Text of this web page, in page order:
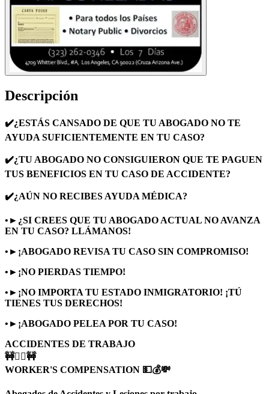
Descripción
✔️¿ESTÁS CANSADO DE QUE TU ABOGADO NO TE
AYUDA SUFICIENTEMENTE EN TU CASO?
✔️¿TU ABOGADO NO CONSIGUIERON QUE TE PAGUEN
TUS BENEFICIOS EN TU CASO DE ACCIDENTE?
✔️¿AÚN NO RECIBES AYUDA MÉDICA?
•►¿SI CREES QUE TU ABOGADO ACTUAL NO AVANZA
EN TU CASO? LLÁMANOS!
•►¡ABOGADO REVISA TU CASO SIN COMPROMISO!
•►¡NO PIERDAS TIEMPO!
•►¡NO IMPORTA TU ESTADO INMIGRATORIO! ¡TÚ
TIENES TUS DERECHOS!
•►¡ABOGADO PELEA POR TU CASO!
ACCIDENTES DE TRABAJO
🚧👷‍♂️🚧
WORKER'S COMPENSATION 💵💰💸